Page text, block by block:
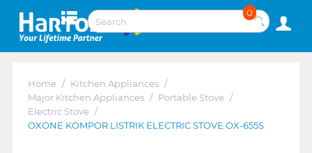
0
Home / Kitchen Appliances /
Major Kitchen Appliances / Portable Stove /
Electric Stove /
OXONE KOMPOR LISTRIK ELECTRIC STOVE OX-655S